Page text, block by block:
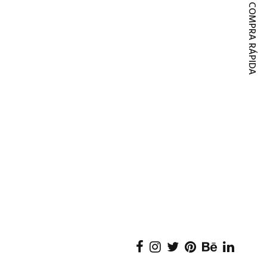
COMPRA RÁPIDA